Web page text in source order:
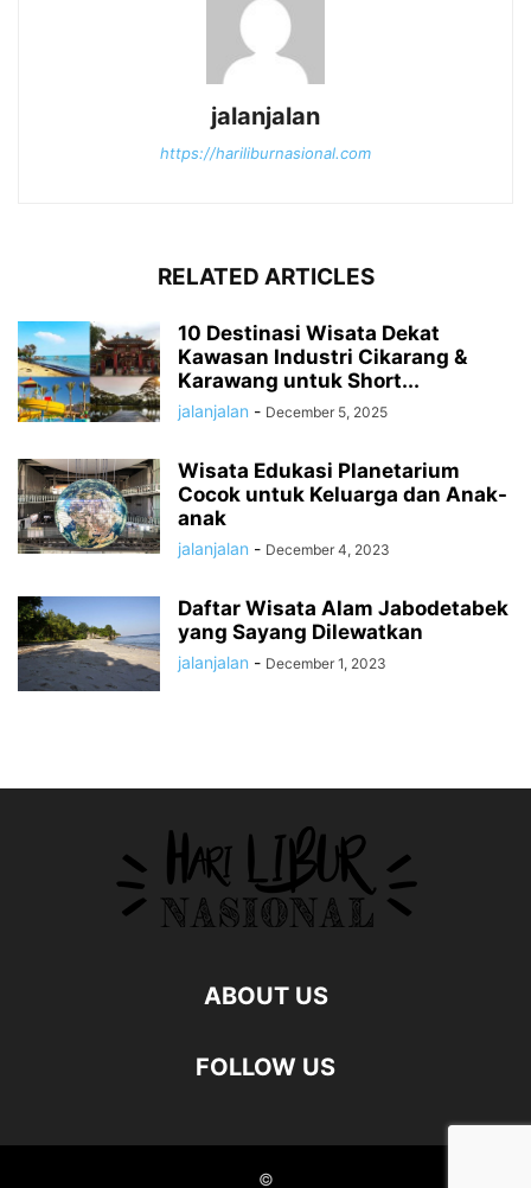
jalanjalan
https://hariliburnasional.com
RELATED ARTICLES
10 Destinasi Wisata Dekat
Kawasan Industri Cikarang &
Karawang untuk Short...
jalanjalan - December 5, 2025
Wisata Edukasi Planetarium
Cocok untuk Keluarga dan Anak-
anak
jalanjalan - December 4, 2023
Daftar Wisata Alam Jabodetabek
yang Sayang Dilewatkan
jalanjalan - December 1, 2023
ABOUT US
FOLLOW US
©